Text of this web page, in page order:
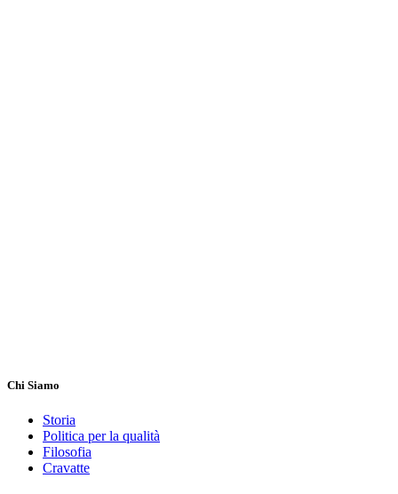
Chi Siamo
Storia
Politica per la qualità
Filosofia
Cravatte